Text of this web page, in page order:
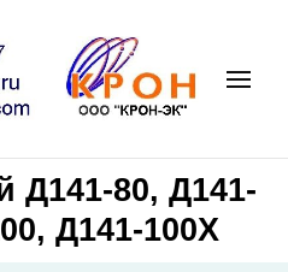
Д141-80, Д141-
Д141-100Х